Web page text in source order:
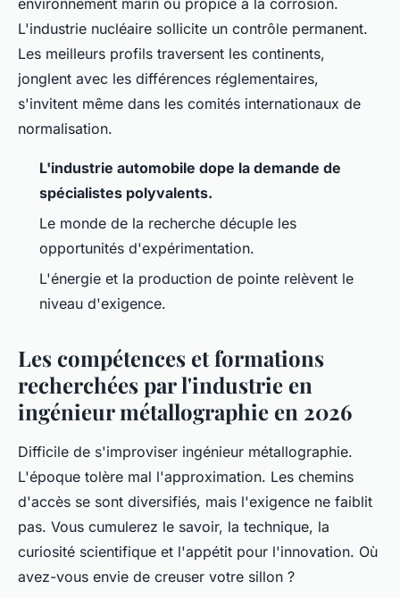
L'industrie nucléaire sollicite un contrôle permanent.
Les meilleurs profils traversent les continents,
jonglent avec les différences réglementaires,
s'invitent même dans les comités internationaux de
normalisation.
L'industrie automobile dope la demande de
spécialistes polyvalents.
Le monde de la recherche décuple les
opportunités d'expérimentation.
L'énergie et la production de pointe relèvent le
niveau d'exigence.
Les compétences et formations
recherchées par l'industrie en
ingénieur métallographie en 2026
Difficile de s'improviser ingénieur métallographie.
L'époque tolère mal l'approximation. Les chemins
d'accès se sont diversifiés, mais l'exigence ne faiblit
pas. Vous cumulerez le savoir, la technique, la
curiosité scientifique et l'appétit pour l'innovation. Où
avez-vous envie de creuser votre sillon ?